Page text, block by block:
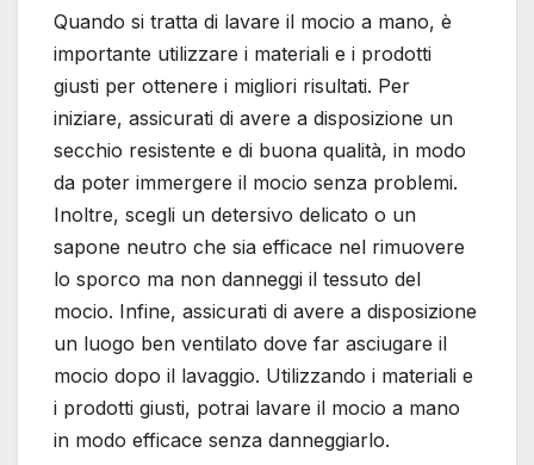
Quando si tratta di lavare il mocio a mano, è
importante utilizzare i materiali e i prodotti
giusti per ottenere i migliori risultati. Per
iniziare, assicurati di avere a disposizione un
secchio resistente e di buona qualità, in modo
da poter immergere il mocio senza problemi.
Inoltre, scegli un detersivo delicato o un
sapone neutro che sia efficace nel rimuovere
lo sporco ma non danneggi il tessuto del
mocio. Infine, assicurati di avere a disposizione
un luogo ben ventilato dove far asciugare il
mocio dopo il lavaggio. Utilizzando i materiali e
i prodotti giusti, potrai lavare il mocio a mano
in modo efficace senza danneggiarlo.